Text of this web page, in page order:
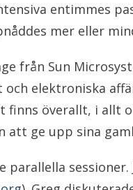
entimmes
mer eller
från Sun
elektroniska
överallt, i allt
att ge upp sina